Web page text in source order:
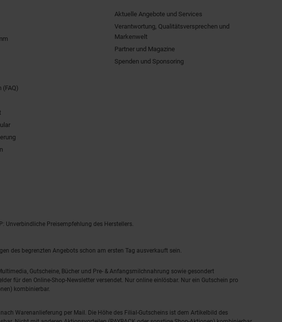
(FAQ)
Aktuelle Angebote und Services
Verantwortung, Qualitätsversprechen und
Markenwelt
Partner und Magazine
Spenden und Sponsoring
Unverbindliche Preisempfehlung des Herstellers.
des begrenzten Angebots schon am ersten Tag ausverkauft sein.
Gutscheine, Bücher und Pre- & Anfangsmilchnahrung sowie gesondert
für den Online-Shop-Newsletter versendet. Nur online einlösbar. Nur ein Gutschein pro
kombinierbar.
Warenanlieferung per Mail. Die Höhe des Filial-Gutscheins ist dem Artikelbild des